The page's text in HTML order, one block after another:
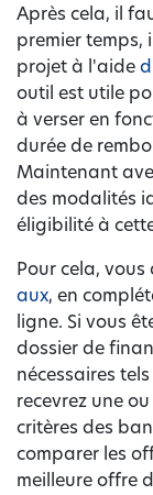
Après cela, il
premier temps,
projet à l'aide
outil est utile
à verser en
durée de
Maintenant
des modalités
éligibilité à
Pour cela,
aux, en
ligne. Si vous
dossier de
nécessaires
recevrez une
critères des
comparer les
meilleure offre